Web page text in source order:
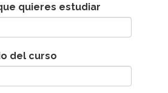
quieres estudiar
del curso